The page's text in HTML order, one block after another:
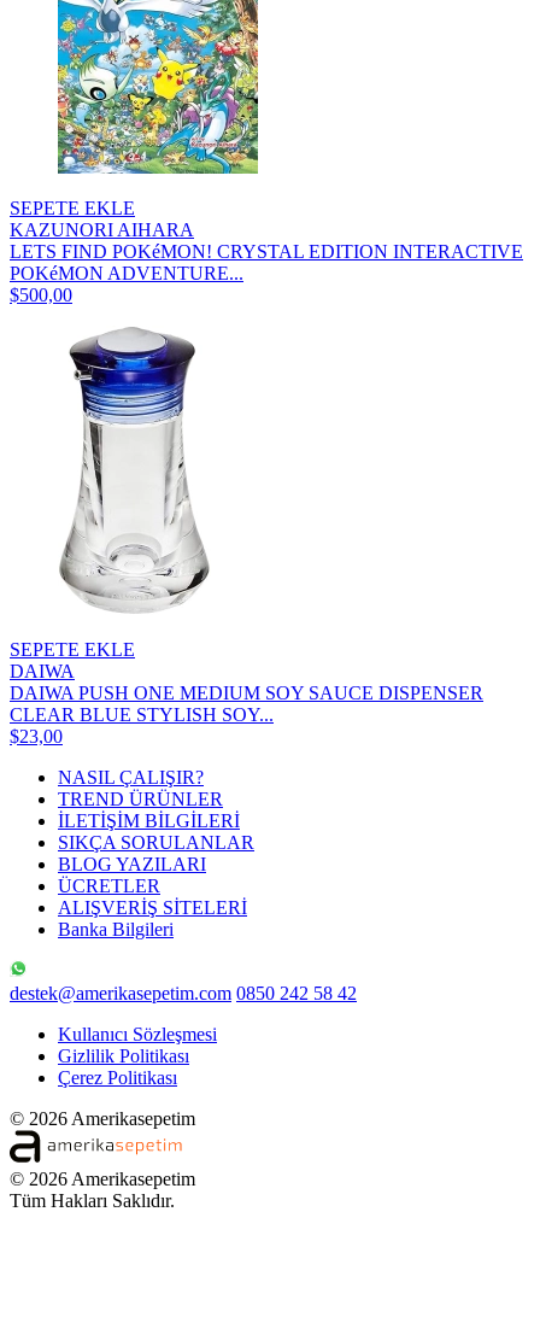
SEPETE EKLE
KAZUNORI AIHARA
LETS FIND POKéMON! CRYSTAL EDITION INTERACTIVE
POKéMON ADVENTURE...
$500,00
SEPETE EKLE
DAIWA
DAIWA PUSH ONE MEDIUM SOY SAUCE DISPENSER
CLEAR BLUE STYLISH SOY...
$23,00
NASIL ÇALIŞIR?
TREND ÜRÜNLER
İLETİŞİM BİLGİLERİ
SIKÇA SORULANLAR
BLOG YAZILARI
ÜCRETLER
ALIŞVERİŞ SİTELERİ
Banka Bilgileri
destek@amerikasepetim.com 0850 242 58 42
Kullanıcı Sözleşmesi
Gizlilik Politikası
Çerez Politikası
© 2026 Amerikasepetim
© 2026 Amerikasepetim
Tüm Hakları Saklıdır.